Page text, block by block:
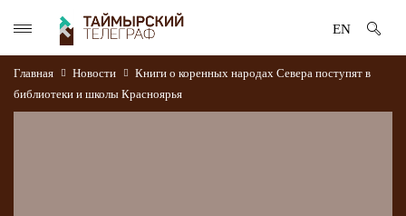
EN
Главная Новости
Книги о коренных народах Севера поступят в
библиотеки и школы Красноярья